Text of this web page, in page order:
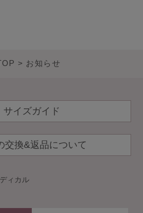
gra
m
er
E
お知らせ
サイズガイド
交換&返品について
ィカル